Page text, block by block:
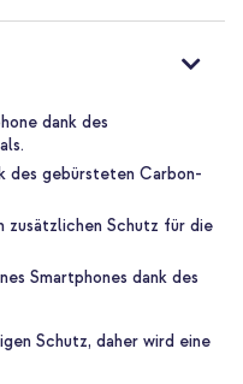
Silikon gefertigt.
im Alltag wie Stößen
Ränder bieten zudem einen
Handys. Dank des
Hülle ganz einfach
dein Gerät.
aus gebürstetem
erzeugt. Darüber hinaus
Die Kombination
Look deines
dank des
des gebürsteten Carbon-
zusätzlichen Schutz für die
Smartphones dank des
Schutz, daher wird eine